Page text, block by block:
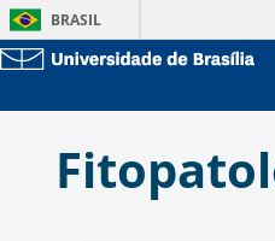
BRASIL